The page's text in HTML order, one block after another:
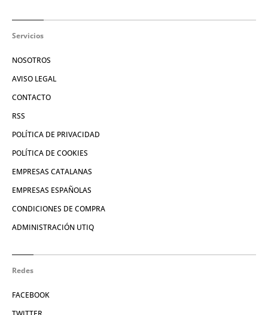
Servicios
NOSOTROS
AVISO LEGAL
CONTACTO
RSS
POLÍTICA DE PRIVACIDAD
POLÍTICA DE COOKIES
EMPRESAS CATALANAS
EMPRESAS ESPAÑOLAS
CONDICIONES DE COMPRA
ADMINISTRACIÓN UTIQ
Redes
FACEBOOK